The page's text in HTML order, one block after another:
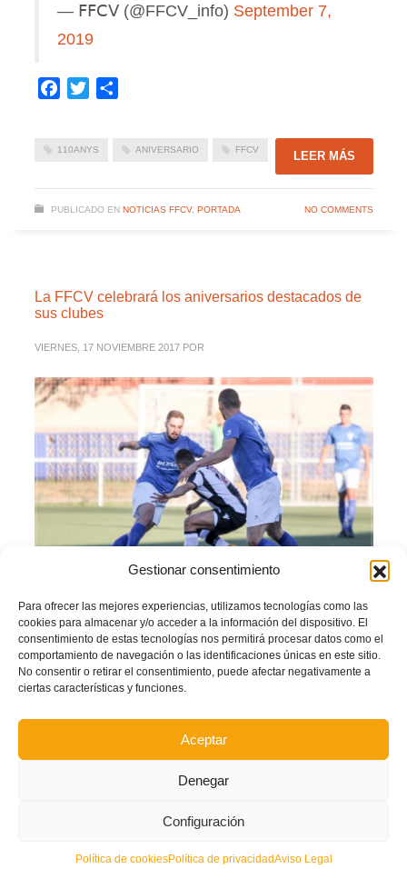
Gestionar consentimiento
Para ofrecer las mejores experiencias, utilizamos tecnologías como las
cookies para almacenar y/o acceder a la información del dispositivo. El
consentimiento de estas tecnologías nos permitirá procesar datos como el
comportamiento de navegación o las identificaciones únicas en este sitio.
No consentir o retirar el consentimiento, puede afectar negativamente a
ciertas características y funciones.
Aceptar
Denegar
Configuración
Política de cookiesPolítica de privacidadAviso Legal
— 𝖥𝖥𝖢𝖵 (@FFCV_info) September 7,
2019
Facebook
Twitter
110ANYS ANIVERSARIO FFCV LEER MÁS
PUBLICADO EN NOTICIAS FFCV, PORTADA NO COMMENTS
La FFCV celebrará los aniversarios destacados de
sus clubes
VIERNES, 17 NOVIEMBRE 2017 POR
En la temporada 2016-17 algunos clubes valencianos soplaron las velas por su
aniversario. La Federación de Fútbol de la Comunidad Valenciana homenajeará
a esas entidades, por su trabajo incansable para arraigar el fútbol como una